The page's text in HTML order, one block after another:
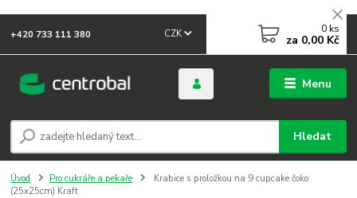
Menu
CZK
Hledat
+420 733 111 380 0 ks
za 0,00 Kč
Úvod Pro cukráře a pekaře
Krabice s proložkou na 9 cupcake čoko
(25x25cm) Kraft